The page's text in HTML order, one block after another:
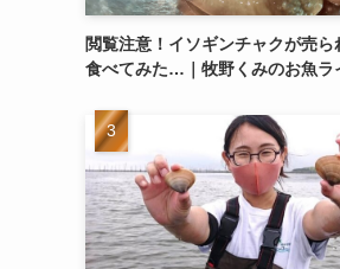
閲覧注意！イソギンチャクが売ら
食べてみた…｜牧野くみのお魚ラ